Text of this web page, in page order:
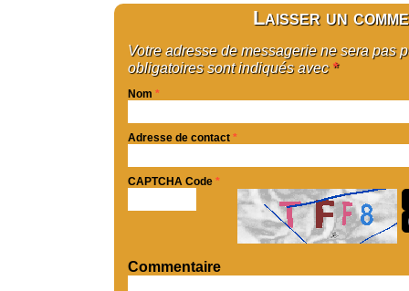
Laisser un
Votre adresse de messagerie ne sera pas
obligatoires sont indiqués avec *
Nom *
Adresse de contact *
CAPTCHA Code *
Commentaire